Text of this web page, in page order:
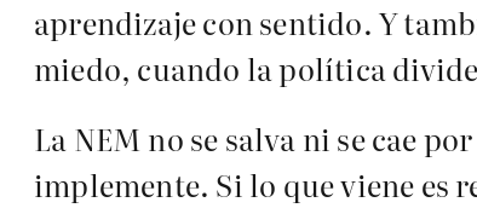
aprendizaje con sentido. Y
miedo, cuando la política
La NEM no se salva ni se cae
implemente. Si lo que viene es